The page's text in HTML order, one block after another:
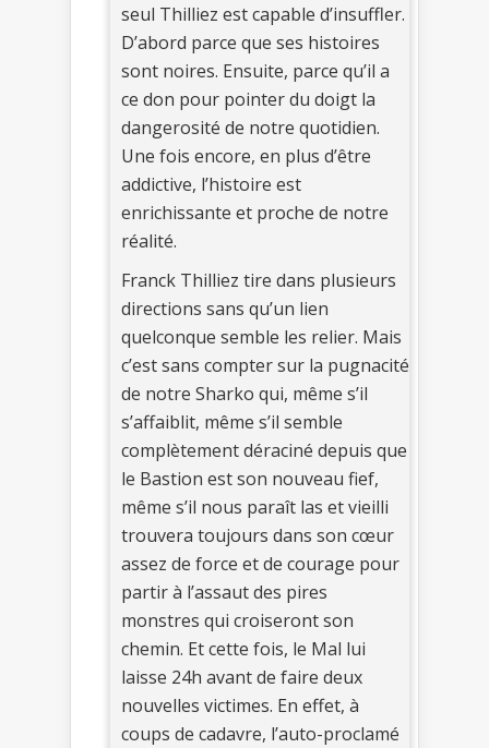
seul Thilliez est capable d’insuffler.
D’abord parce que ses histoires
sont noires. Ensuite, parce qu’il a
ce don pour pointer du doigt la
dangerosité de notre quotidien.
Une fois encore, en plus d’être
addictive, l’histoire est
enrichissante et proche de notre
réalité.
Franck Thilliez tire dans plusieurs
directions sans qu’un lien
quelconque semble les relier. Mais
c’est sans compter sur la pugnacité
de notre Sharko qui, même s’il
s’affaiblit, même s’il semble
complètement déraciné depuis que
le Bastion est son nouveau fief,
même s’il nous paraît las et vieilli
trouvera toujours dans son cœur
assez de force et de courage pour
partir à l’assaut des pires
monstres qui croiseront son
chemin. Et cette fois, le Mal lui
laisse 24h avant de faire deux
nouvelles victimes. En effet, à
coups de cadavre, l’auto-proclamé